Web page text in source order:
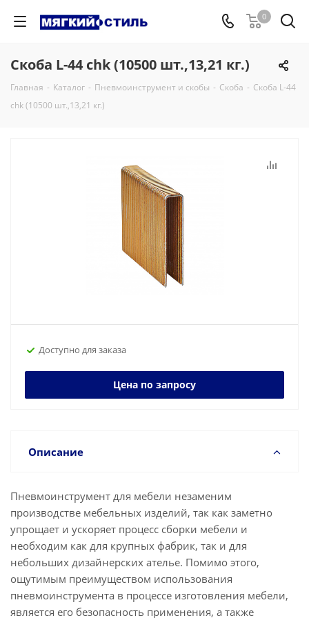
0
Скоба L-44 chk (10500 шт.,13,21 кг.)
Главная - Каталог - Пневмоинструмент и скобы - Скоба - Скоба L-44
chk (10500 шт.,13,21 кг.)
Доступно для заказа
Цена по запросу
Описание
Пневмоинструмент для мебели незаменим
производстве мебельных изделий, так как заметно
упрощает и ускоряет процесс сборки мебели и
необходим как для крупных фабрик, так и для
небольших дизайнерских ателье. Помимо этого,
ощутимым преимуществом использования
пневмоинструмента в процессе изготовления мебели,
является его безопасность применения, а также